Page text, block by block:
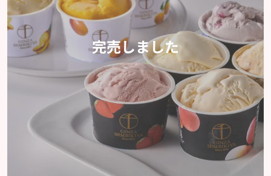
完売しました